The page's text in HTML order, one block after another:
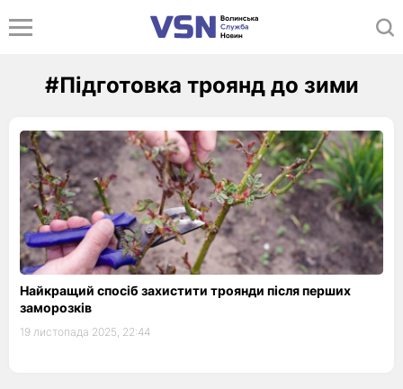
#Підготовка троянд до зими
Найкращий спосіб захистити троянди після перших
заморозків
19 листопада 2025, 22:44